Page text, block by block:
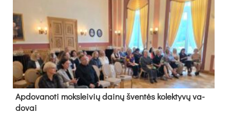
Ap­do­va­no­ti moks­lei­vių dai­nų šven­tės ko­lek­ty­vų va­
do­vai